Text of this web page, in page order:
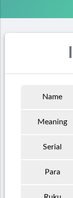
Name
Meaning
Serial
Para